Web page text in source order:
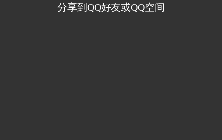
分享到QQ好友或QQ空间